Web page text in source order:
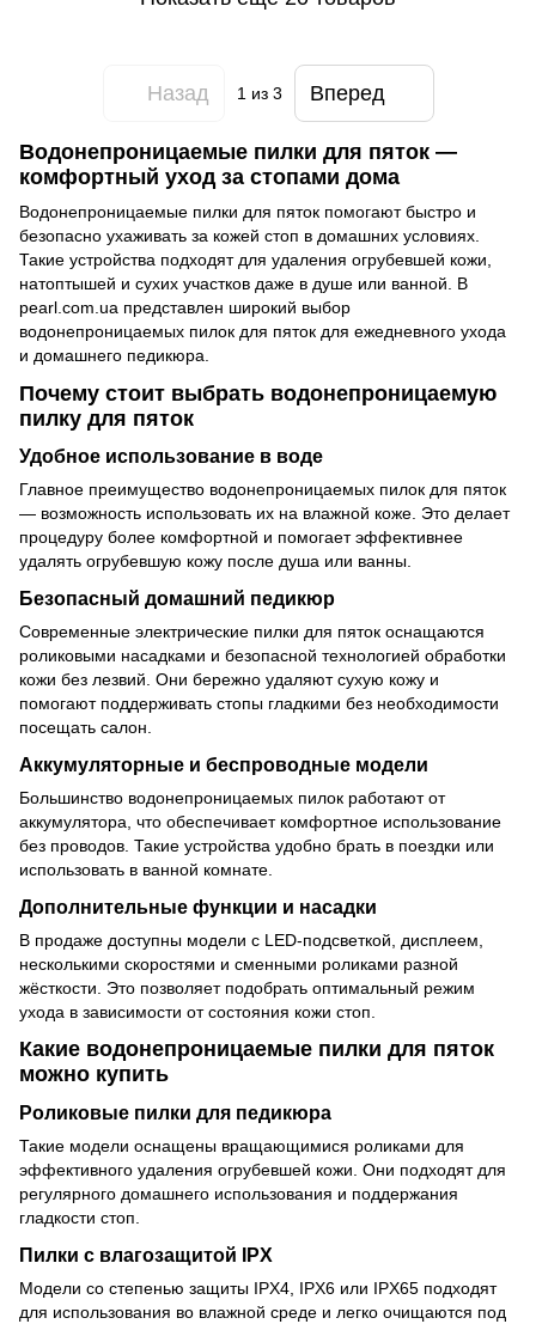
Назад 1 из 3 Вперед
Водонепроницаемые пилки для пяток —
комфортный уход за стопами дома
Водонепроницаемые пилки для пяток помогают быстро и
безопасно ухаживать за кожей стоп в домашних условиях.
Такие устройства подходят для удаления огрубевшей кожи,
натоптышей и сухих участков даже в душе или ванной. В
pearl.com.ua представлен широкий выбор
водонепроницаемых пилок для пяток для ежедневного ухода
и домашнего педикюра.
Почему стоит выбрать водонепроницаемую
пилку для пяток
Удобное использование в воде
Главное преимущество водонепроницаемых пилок для пяток
— возможность использовать их на влажной коже. Это делает
процедуру более комфортной и помогает эффективнее
удалять огрубевшую кожу после душа или ванны.
Безопасный домашний педикюр
Современные электрические пилки для пяток оснащаются
роликовыми насадками и безопасной технологией обработки
кожи без лезвий. Они бережно удаляют сухую кожу и
помогают поддерживать стопы гладкими без необходимости
посещать салон.
Аккумуляторные и беспроводные модели
Большинство водонепроницаемых пилок работают от
аккумулятора, что обеспечивает комфортное использование
без проводов. Такие устройства удобно брать в поездки или
использовать в ванной комнате.
Дополнительные функции и насадки
В продаже доступны модели с LED-подсветкой, дисплеем,
несколькими скоростями и сменными роликами разной
жёсткости. Это позволяет подобрать оптимальный режим
ухода в зависимости от состояния кожи стоп.
Какие водонепроницаемые пилки для пяток
можно купить
Роликовые пилки для педикюра
Такие модели оснащены вращающимися роликами для
эффективного удаления огрубевшей кожи. Они подходят для
регулярного домашнего использования и поддержания
гладкости стоп.
Пилки с влагозащитой IPX
Модели со степенью защиты IPX4, IPX6 или IPX65 подходят
для использования во влажной среде и легко очищаются под